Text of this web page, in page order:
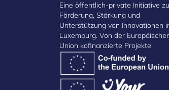
Eine öffentlich-private Initiative
Förderung, Stärkung und
Unterstützung von Innovationen
Luxemburg. Von der
Union kofinanzierte Projekte